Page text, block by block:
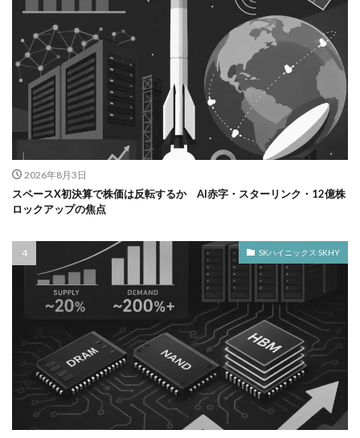
2026年8月3日
スペースX初決算で株価は反転するか AI赤字・スターリンク・12億株
ロックアップの焦点
SKハイニックス SKHY